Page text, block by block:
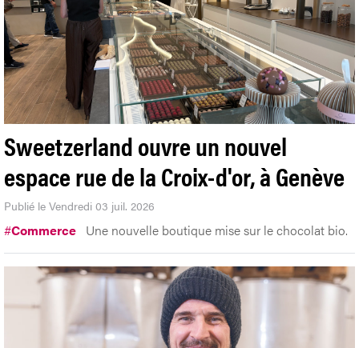
Sweetzerland ouvre un nouvel
espace rue de la Croix-d'or, à Genève
Publié le Vendredi 03 juil. 2026
#Commerce Une nouvelle boutique mise sur le chocolat bio.